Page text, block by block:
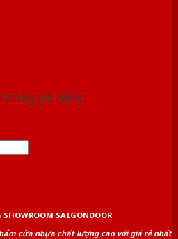
trong giỏ hàng.
SHOWROOM SAIGONDOOR
cửa nhựa chất lượng cao với giá rẻ nhất